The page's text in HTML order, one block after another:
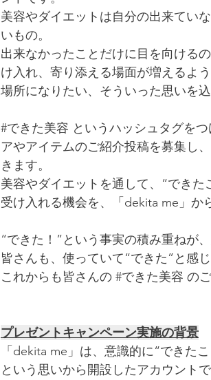
美容やダイエットは自分の出来てい
いもの。
出来なかったことだけに目を向ける
け入れ、寄り添える場面が増えるよ
場所になりたい、そういった思いを
#できた美容 というハッシュタグを
アやアイテムのご紹介投稿を募集し
きます。
美容やダイエットを通して、“でき
受け入れる機会を、「dekita me」か
“できた！”という事実の積み重ねが
皆さんも、使っていて﻿“できた”と感
これからも皆さんの #できた美容 の
プレゼントキャンペーン実施の背景
「dekita me」は、意識的に“できた
という思いから開設したアカウント